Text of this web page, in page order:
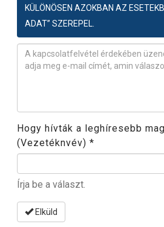
KÜLÖNÖSEN AZOKBAN AZ
ADAT” SZEREPEL.
Hogy hívták a leghíresebb
(Vezetéknvév) *
Írja be a választ.
Elküld